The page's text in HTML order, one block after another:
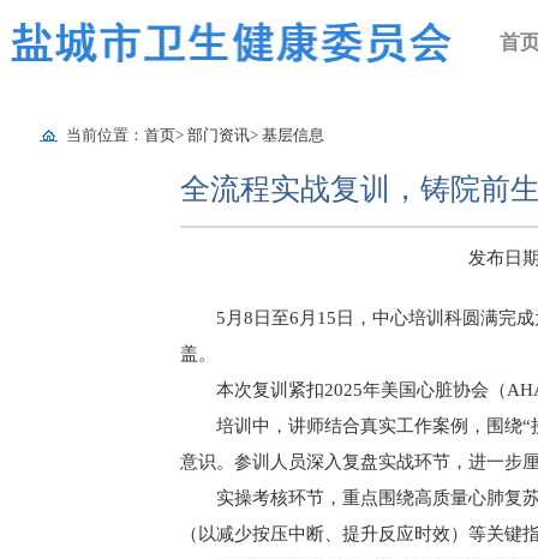
首
当前位置： 首页> 部门资讯> 基层信息
全流程实战复训，铸院前
发布日
5月8日至6月15日，中心培训科圆满完
盖。
本次复训紧扣2025年美国心脏协会（
培训中，讲师结合真实工作案例，围
意识。参训人员深入复盘实战环节，进一步
实操考核环节，重点围绕高质量心肺复
（以减少按压中断、提升反应时效）等关